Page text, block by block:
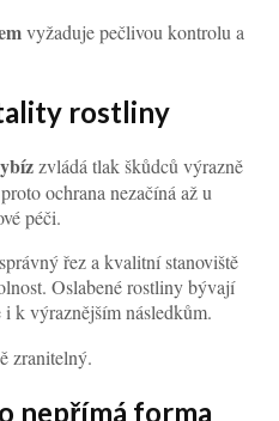
vyžaduje pečlivou kontrolu a
rostliny
zvládá tlak škůdců výrazně
ochrana nezačíná až u
péči.
řez a kvalitní stanoviště
Oslabené rostliny bývají
k výraznějším následkům.
zranitelný.
nepřímá forma